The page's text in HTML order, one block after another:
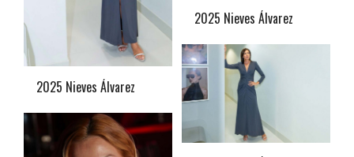
2025 Nieves Álvarez
2025 Nieves Álvarez